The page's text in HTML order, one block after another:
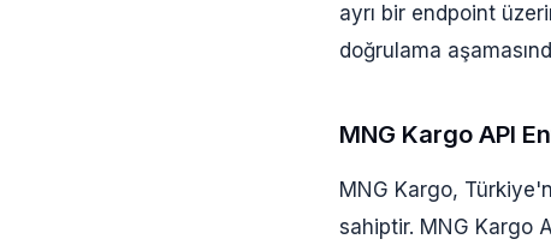
ayrı bir endpoint
doğrulama
MNG Kargo API
MNG Kargo,
sahiptir. MNG Kargo